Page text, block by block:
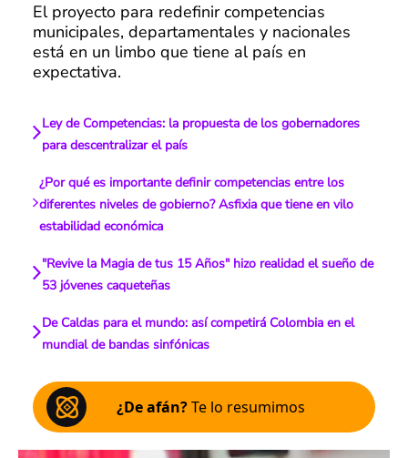
El proyecto para redefinir competencias
municipales, departamentales y nacionales
está en un limbo que tiene al país en
expectativa.
Ley de Competencias: la propuesta de los gobernadores
para descentralizar el país
¿Por qué es importante definir competencias entre los
diferentes niveles de gobierno? Asfixia que tiene en vilo
estabilidad económica
"Revive la Magia de tus 15 Años" hizo realidad el sueño de
53 jóvenes caqueteñas
De Caldas para el mundo: así competirá Colombia en el
mundial de bandas sinfónicas
¿De afán?Te lo resumimos